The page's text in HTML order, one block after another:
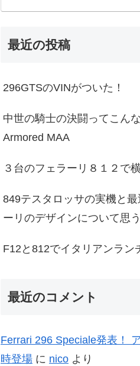
最近の投稿
296GTSのVINがついた！
中世の騎士の決闘ってこん
Armored MAA
３台のフェラーリ８１２で
849テスタロッサの実機と最
ーリのデザインについて思
F12と812でイタリアンラン
最近のコメント
Ferrari 296 Speciale発表！
時登場 に nico より